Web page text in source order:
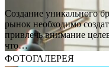
Создание уникального
рынок необходимо
привлечь внимание
что…
ФОТОГАЛЕРЕЯ